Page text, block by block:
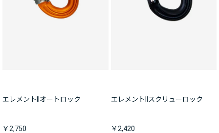
エレメントIIオートロック
￥2,750
エレメントIIスクリューロック
￥2,420